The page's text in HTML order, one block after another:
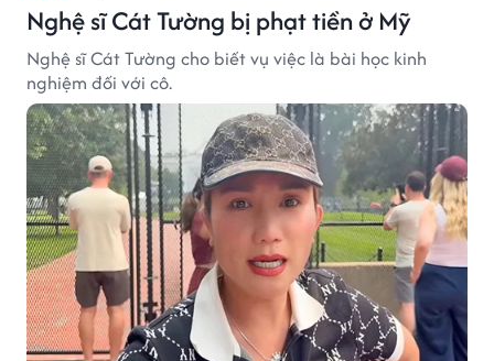
Nghệ sĩ Cát Tường bị phạt tiền ở Mỹ
Nghệ sĩ Cát Tường cho biết vụ việc là bài học kinh
nghiệm đối với cô.